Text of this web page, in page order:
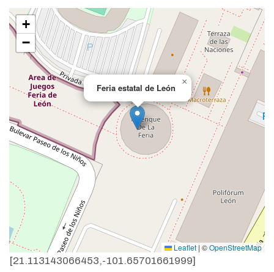
Feria estatal de León
×
+
−
Leaflet | ©OpenStreetMap
[21.113143066453,-101.65701661999]